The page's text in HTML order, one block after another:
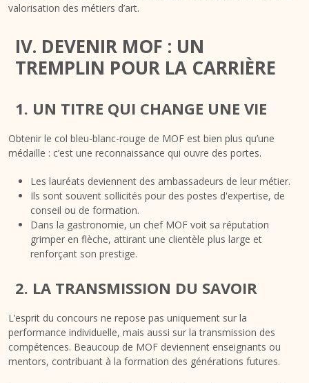
valorisation des métiers d’art.
IV. DEVENIR MOF : UN
TREMPLIN POUR LA CARRIÈRE
1. UN TITRE QUI CHANGE UNE VIE
Obtenir le col bleu-blanc-rouge de MOF est bien plus qu’une
médaille : c’est une reconnaissance qui ouvre des portes.
Les lauréats deviennent des ambassadeurs de leur métier.
Ils sont souvent sollicités pour des postes d'expertise, de
conseil ou de formation.
Dans la gastronomie, un chef MOF voit sa réputation
grimper en flèche, attirant une clientèle plus large et
renforçant son prestige.
2. LA TRANSMISSION DU SAVOIR
L’esprit du concours ne repose pas uniquement sur la
performance individuelle, mais aussi sur la transmission des
compétences. Beaucoup de MOF deviennent enseignants ou
mentors, contribuant à la formation des générations futures.